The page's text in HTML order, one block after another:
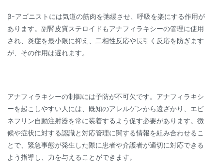
β-アゴニストには気道の筋肉を弛緩させ、呼吸を楽にする作用が
あります。副腎皮質ステロイドもアナフィラキシーの管理に使用
され、炎症を最小限に抑え、二相性反応や長引く反応を防ぎます
が、その作用は遅れます。
アナフィラキシーの制御には予防が不可欠です。アナフィラキシ
ーを起こしやすい人には、既知のアレルゲンから遠ざかり、エピ
ネフリン自動注射器を常に装着するよう促す必要があります。徴
候や症状に対する認識と対応管理に関する情報を組み合わせるこ
とで、緊急事態が発生した際に患者や介護者が適切に対応できる
よう指導し、力を与えることができます。